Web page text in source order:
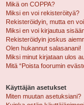
Mikä on COPPA?
Miksi en voi rekisteröityä?
Rekisteröidyin, mutta en
Miksi en voi kirjautua
Rekisteröidyin joskus
Olen hukannut salasanani!
Miksi minut kirjataan ulos
Mitä “Poista foorumin
Käyttäjän asetukset
Miten muutan asetuksiani?